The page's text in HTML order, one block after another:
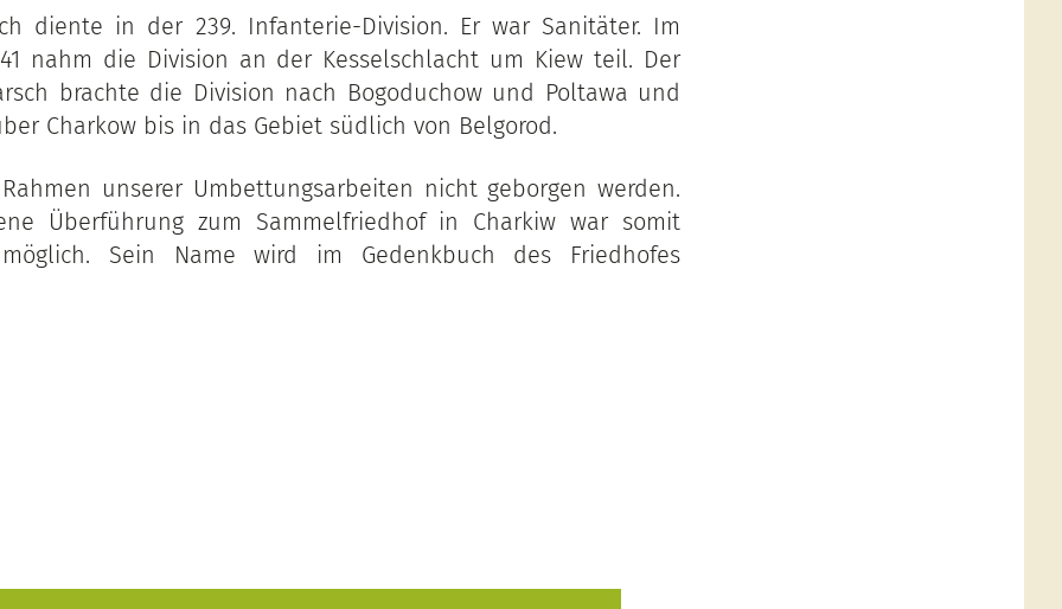
diente in der 239. Infanterie-Division. Er war Sanitäter. Im
nahm die Division an der Kesselschlacht um Kiew teil. Der
brachte die Division nach Bogoduchow und Poltawa und
Charkow bis in das Gebiet südlich von Belgorod.
unserer Umbettungsarbeiten nicht geborgen werden.
Überführung zum Sammelfriedhof in Charkiw war somit
Sein Name wird im Gedenkbuch des Friedhofes